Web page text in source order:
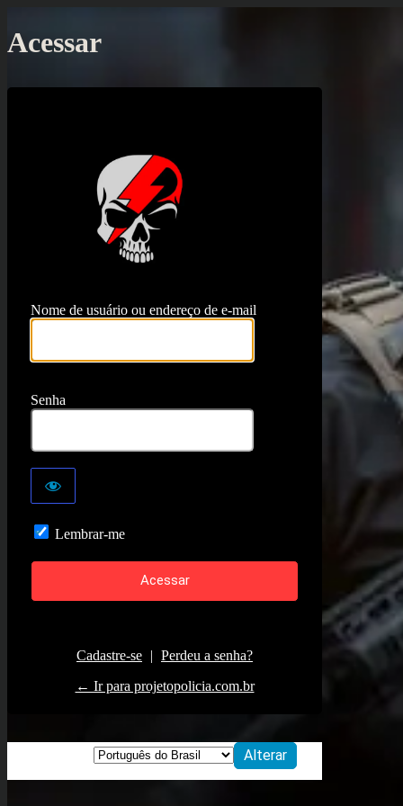
Acessar
Nome de usuário ou endereço de e-mail
Senha
Lembrar-me
Cadastre-se | Perdeu a senha?
← Ir para projetopolicia.com.br